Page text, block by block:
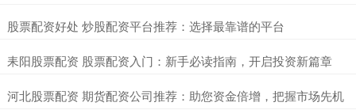
​股票配资好处 炒股配资平台推荐：选择最靠谱的平台
​耒阳股票配资 股票配资入门：新手必读指南，开启投资新篇章
​河北股票配资 期货配资公司推荐：助您资金倍增，把握市场先机